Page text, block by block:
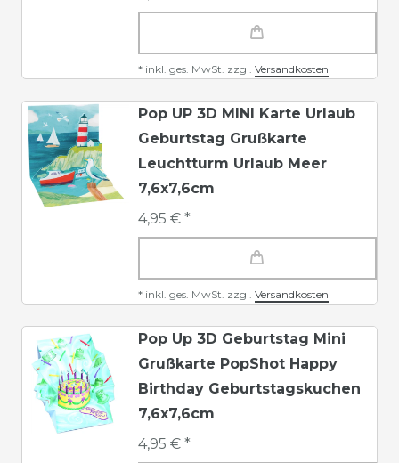
* inkl. ges. MwSt. zzgl. Versandkosten
Pop UP 3D MINI Karte Urlaub
Geburtstag Grußkarte
Leuchtturm Urlaub Meer
7,6x7,6cm
4,95 € *
* inkl. ges. MwSt. zzgl. Versandkosten
Pop Up 3D Geburtstag Mini
Grußkarte PopShot Happy
Birthday Geburtstagskuchen
7,6x7,6cm
4,95 € *